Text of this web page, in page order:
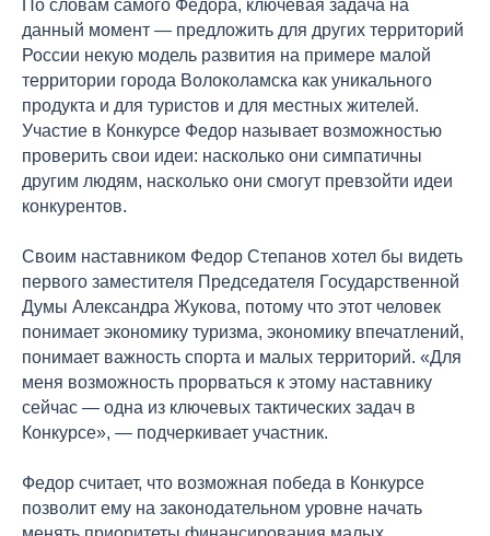
По словам самого Федора, ключевая задача на
данный момент — предложить для других территорий
России некую модель развития на примере малой
территории города Волоколамска как уникального
продукта и для туристов и для местных жителей.
Участие в Конкурсе Федор называет возможностью
проверить свои идеи: насколько они симпатичны
другим людям, насколько они смогут превзойти идеи
конкурентов.
Своим наставником Федор Степанов хотел бы видеть
первого заместителя Председателя Государственной
Думы Александра Жукова, потому что этот человек
понимает экономику туризма, экономику впечатлений,
понимает важность спорта и малых территорий. «Для
меня возможность прорваться к этому наставнику
сейчас — одна из ключевых тактических задач в
Конкурсе», — подчеркивает участник.
Федор считает, что возможная победа в Конкурсе
позволит ему на законодательном уровне начать